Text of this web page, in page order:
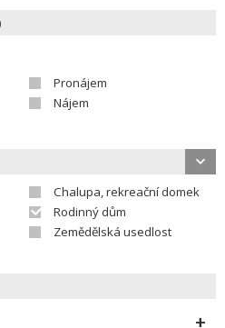
Pronájem
Nájem
Chalupa, rekreační domek
Rodinný dům
Zemědělská usedlost